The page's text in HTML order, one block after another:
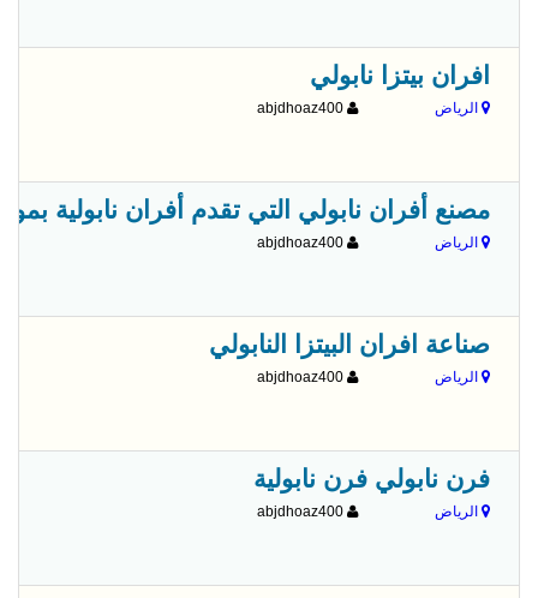
افران بيتزا نابولي
الرياض
مصنع أفران نابولي التي تقدم أفران نابولية
الرياض
صناعة افران البيتزا النابولي
الرياض
فرن نابولي فرن نابولية
الرياض